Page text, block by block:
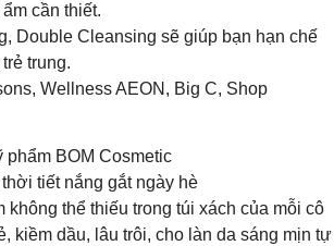
cần thiết.
Double Cleansing sẽ giúp bạn hạn chế
trung.
Wellness AEON, Big C, Shop
BOM Cosmetic
tiết nắng gắt ngày hè
thể thiếu trong túi xách của mỗi cô
kiềm dầu, lâu trôi, cho làn da sáng mịn tự